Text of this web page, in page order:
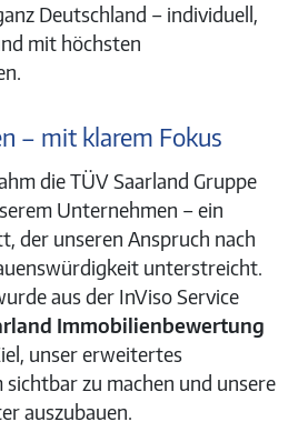
Deutschland – individuell,
mit höchsten
– mit klarem Fokus
die TÜV Saarland Gruppe
Unternehmen – ein
der unseren Anspruch nach
unterstreicht.
aus der InViso Service
Immobilienbewertung
unser erweitertes
zu machen und unsere
auszubauen.